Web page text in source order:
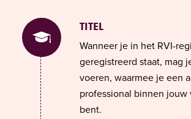
TITEL
Wanneer je in het RVI-
geregistreerd staat, mag
voeren, waarmee je een
professional binnen jouw
bent.